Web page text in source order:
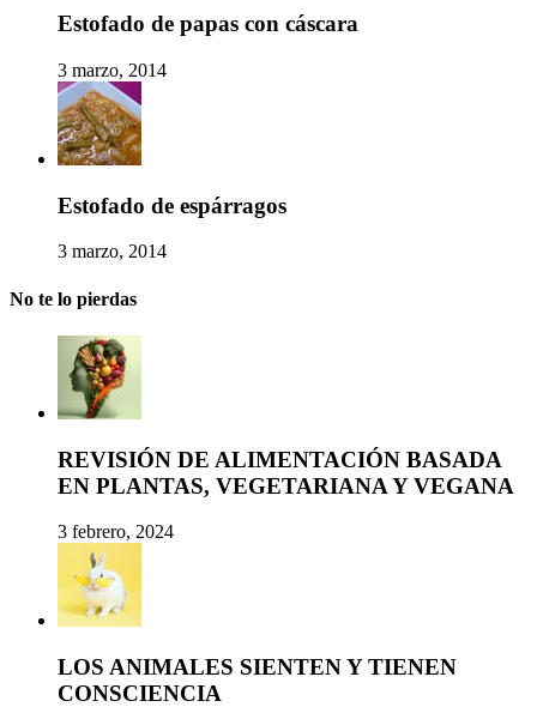
Estofado de papas con cáscara
3 marzo, 2014
Estofado de espárragos
3 marzo, 2014
No te lo pierdas
REVISIÓN DE ALIMENTACIÓN BASADA
EN PLANTAS, VEGETARIANA Y VEGANA
3 febrero, 2024
LOS ANIMALES SIENTEN Y TIENEN
CONSCIENCIA